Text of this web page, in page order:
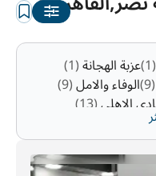
(1) عزبة الهجانة(1)
(9) الوفاء والامل(9)
الاهلي(13)
(15)
الحديقه الدوليه(26)
(51)